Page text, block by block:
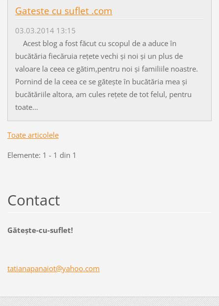
Gateste cu suflet .com
03.03.2014 13:15
Acest blog a fost făcut cu scopul de a aduce în
bucătăria fiecăruia rețete vechi și noi și un plus de
valoare la ceea ce gătim,pentru noi și familiile noastre.
Pornind de la ceea ce se gătește în bucătăria mea și
bucătăriile altora, am cules rețete de tot felul, pentru
toate...
Toate articolele
Elemente: 1 - 1 din 1
Contact
Găteşte-cu-suflet!
tatianapanaiot@yahoo.com